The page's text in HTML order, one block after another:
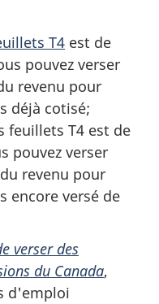
T4 est de
pouvez verser
revenu pour
déjà cotisé;
feuillets T4 est de
pouvez verser
revenu pour
encore versé de
verser des
du Canada,
d'emploi